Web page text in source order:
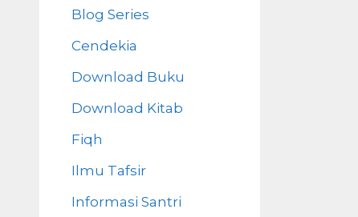
Blog Series
Cendekia
Download Buku
Download Kitab
Fiqh
Ilmu Tafsir
Informasi Santri